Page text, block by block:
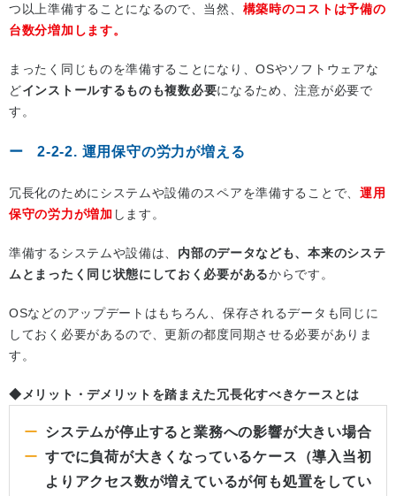
つ以上準備することになるので、当然、 構築時のコストは予備の
台数分増加します。
まったく同じものを準備することになり、OSやソフトウェアな
どインストールするものも複数必要になるため、注意が必要で
す。
2-2-2. 運用保守の労力が増える
冗長化のためにシステムや設備のスペアを準備することで、 運用
保守の労力が増加 します。
準備するシステムや設備は、 内部のデータなども、本来のシステ
ムとまったく同じ状態にしておく必要があるからです。
OSなどのアップデートはもちろん、保存されるデータも同じに
しておく必要があるので、更新の都度同期させる必要がありま
す。
◆メリット・デメリットを踏まえた冗長化すべきケースとは
システムが停止すると業務への影響が大きい場合
すでに負荷が大きくなっているケース（導入当初
よりアクセス数が増えているが何も処置をしてい